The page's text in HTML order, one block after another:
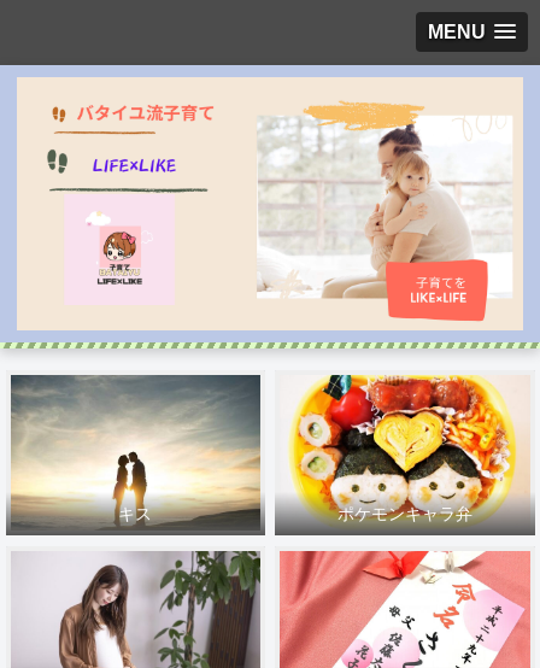
MENU
キス ポケモンキャラ弁